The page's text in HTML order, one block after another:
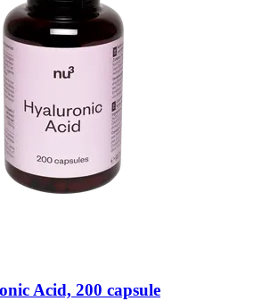
Acid, 200 capsule